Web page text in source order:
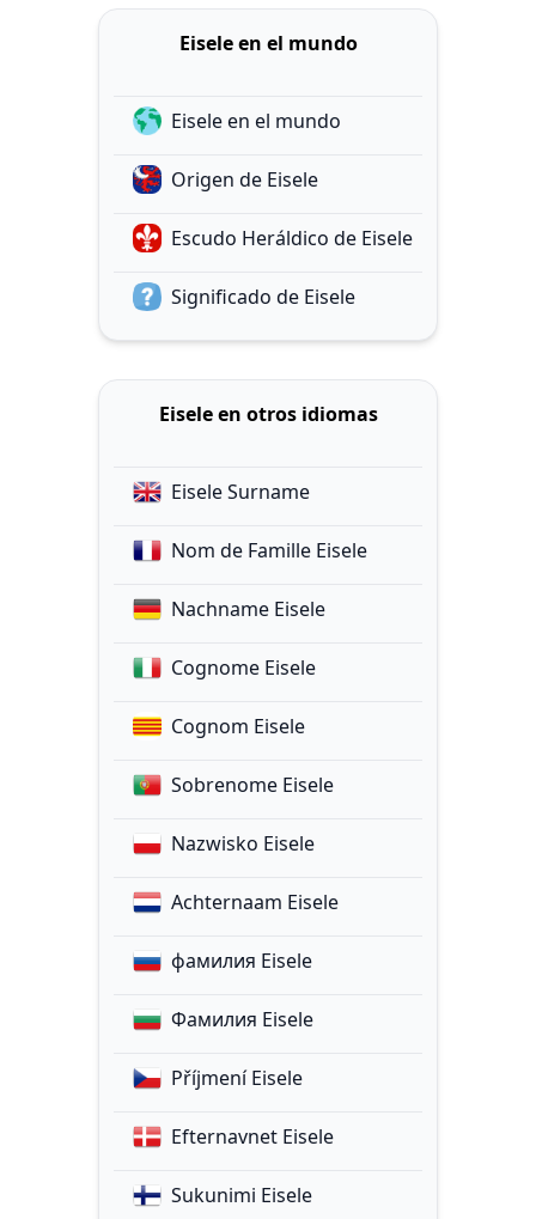
Eisele en el mundo
Eisele en el mundo
Origen de Eisele
Escudo Heráldico de Eisele
Significado de Eisele
Eisele en otros idiomas
Eisele Surname
Nom de Famille Eisele
Nachname Eisele
Cognome Eisele
Cognom Eisele
Sobrenome Eisele
Nazwisko Eisele
Achternaam Eisele
фамилия Eisele
Фамилия Eisele
Příjmení Eisele
Efternavnet Eisele
Sukunimi Eisele